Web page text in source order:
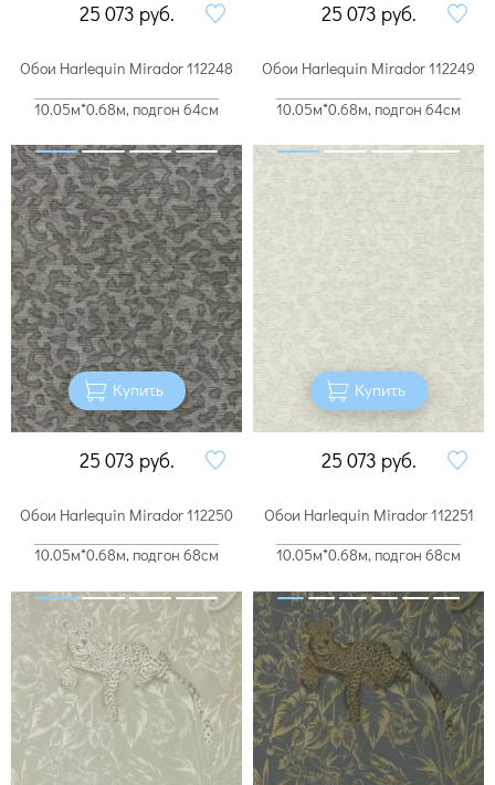
25 073 руб. 25 073 руб.
Обои Harlequin Mirador 112248
10.05м*0.68м, подгон 64см
Купить
25 073 руб.
Обои Harlequin Mirador 112249
10.05м*0.68м, подгон 64см
Купить
25 073 руб.
Обои Harlequin Mirador 112250
10.05м*0.68м, подгон 68см
Обои Harlequin Mirador 112251
10.05м*0.68м, подгон 68см